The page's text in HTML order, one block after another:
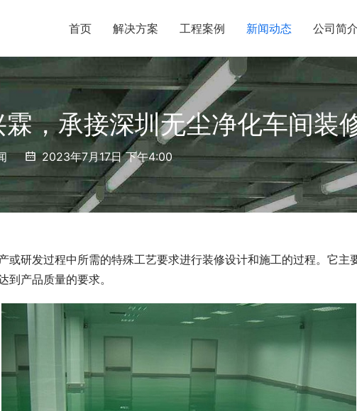
首页 解决方案 工程案例 新闻动态 公司简介
，承接深圳无尘净化车间装
2023年7月17日 下午4:00
或研发过程中所需的特殊工艺要求进行装修设计和施工的过程。它主
到产品质量的要求。